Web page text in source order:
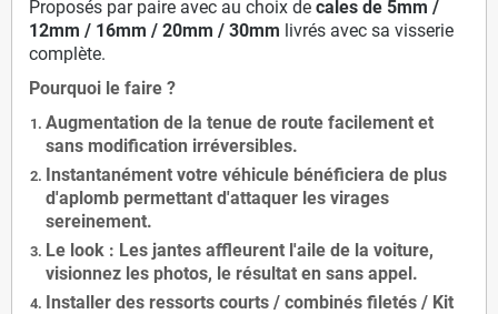
Proposés par paire avec au choix de cales de 5mm /
12mm / 16mm / 20mm / 30mm livrés avec sa visserie
complète.
Pourquoi le faire ?
Augmentation de la tenue de route facilement et
sans modification irréversibles.
Instantanément votre véhicule bénéficiera de plus
d'aplomb permettant d'attaquer les virages
sereinement.
Le look : Les jantes affleurent l'aile de la voiture,
visionnez les photos, le résultat en sans appel.
Installer des ressorts courts / combinés filetés / Kit